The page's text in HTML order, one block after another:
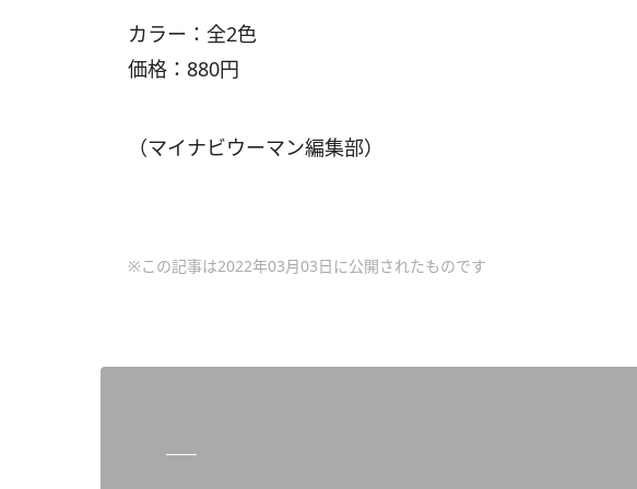
カラー：全2色
価格：880円
（マイナビウーマン編集部）
※この記事は2022年03月03日に公開されたものです